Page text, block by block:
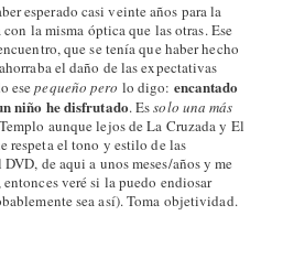
esperado casi veinte años para la
la misma óptica que las otras. Ese
que se tenía que haber hecho
el daño de las expectativas
esepequeño pero lo digo: encantado
niño he disfrutado. Essolo una más
aunque lejos de La Cruzada y El
respeta el tono y estilo de las
de aqui a unos meses/años y me
veré si la puedo endiosar
sea así). Toma objetividad.